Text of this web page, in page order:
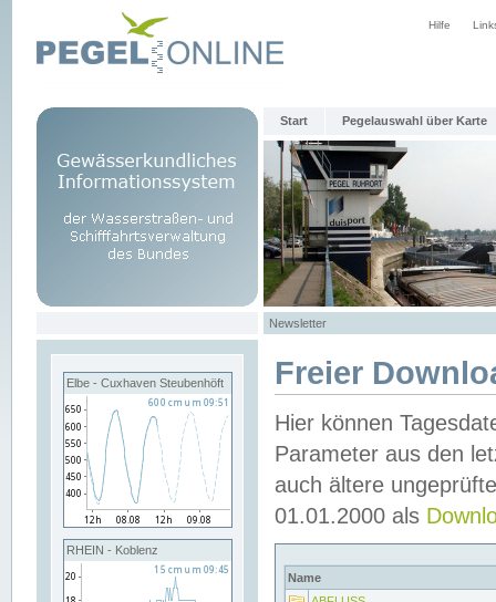
Hilfe
Start Pegelauswahl über Karte
Newsletter
Elbe - Cuxhaven Steubenhöft
RHEIN - Koblenz
Freier
Hier können
Parameter aus den
auch ältere
01.01.2000 als
Name